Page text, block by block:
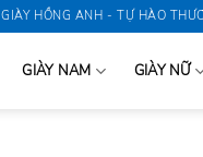
GIÀY HỒNG ANH - TỰ HÀO
GIÀY NAM GIÀY NỮ